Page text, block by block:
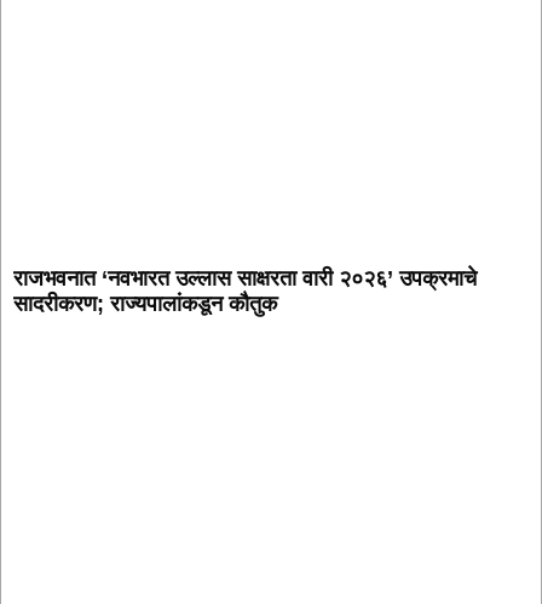
राजभवनात ‘नवभारत उल्लास साक्षरता वारी २०२६’ उपक्रमाचे
सादरीकरण; राज्यपालांकडून कौतुक